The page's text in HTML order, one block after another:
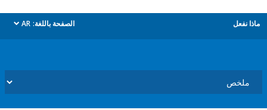
الصفحة باللغة: AR
dropdown